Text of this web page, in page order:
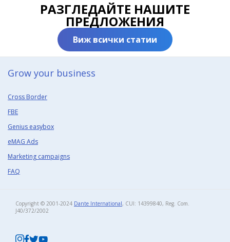
РАЗГЛЕДАЙТЕ НАШИТЕ
ПРЕДЛОЖЕНИЯ
Виж всички статии
Grow your business​
Cross Border
FBE
Genius easybox
eMAG Ads
Marketing campaigns
FAQ
Copyright © 2001-2024 Dante International, CUI: 14399840, Reg. Com.
J40/372/2002​